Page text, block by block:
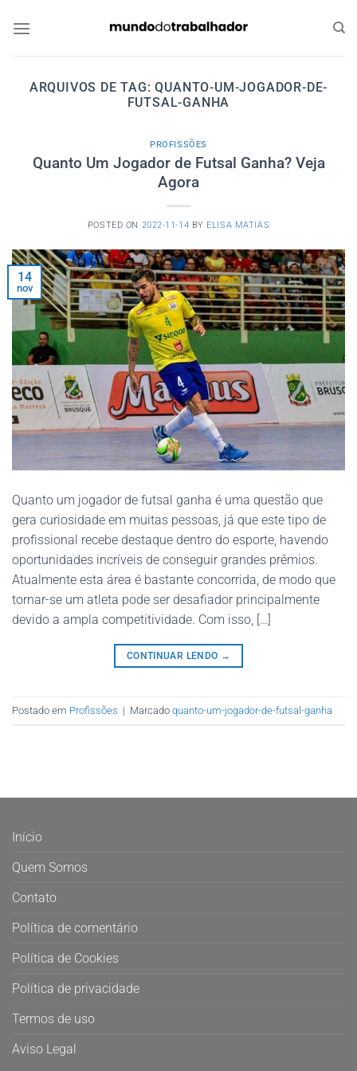
ARQUIVOS DE TAG:QUANTO-UM-JOGADOR-DE-
FUTSAL-GANHA
PROFISSÕES
Quanto Um Jogador de Futsal Ganha? Veja
Agora
POSTED ON 2022-11-14 BY ELISA MATIAS
14
nov
Quanto um jogador de futsal ganha é uma questão que
gera curiosidade em muitas pessoas, já que este tipo de
profissional recebe destaque dentro do esporte, havendo
oportunidades incríveis de conseguir grandes prêmios.
Atualmente esta área é bastante concorrida, de modo que
tornar-se um atleta pode ser desafiador principalmente
devido a ampla competitividade. Com isso, […]
CONTINUAR LENDO →
Postado em Profissões | Marcado quanto-um-jogador-de-futsal-ganha
Início
Quem Somos
Contato
Política de comentário
Política de Cookies
Política de privacidade
Termos de uso
Aviso Legal